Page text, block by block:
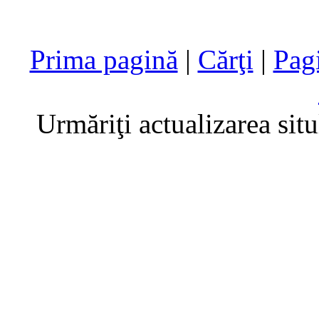
Prima pagină | Cărţi |
Urmăriţi actualizarea